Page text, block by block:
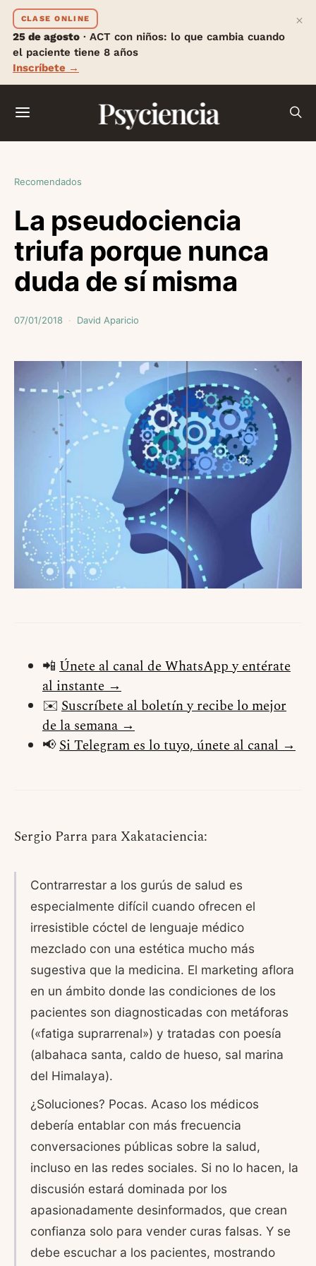
CLASE ONLINE
25 de agosto · ACT con niños: lo que cambia cuando
el paciente tiene 8 años
Inscríbete →
×
Psyciencia
Recomendados
La pseudociencia
triufa porque nunca
duda de sí misma
07/01/2018 David Aparicio
📲 Únete al canal de WhatsApp y entérate
al instante →
✉️ Suscríbete al boletín y recibe lo mejor
de la semana →
📢Si Telegram es lo tuyo, únete al canal →
Sergio Parra para Xakataciencia:
Contrarrestar a los gurús de salud es
especialmente difícil cuando ofrecen el
irresistible cóctel de lenguaje médico
mezclado con una estética mucho más
sugestiva que la medicina. El marketing aflora
en un ámbito donde las condiciones de los
pacientes son diagnosticadas con metáforas
(«fatiga suprarrenal») y tratadas con poesía
(albahaca santa, caldo de hueso, sal marina
del Himalaya).
¿Soluciones? Pocas. Acaso los médicos
debería entablar con más frecuencia
conversaciones públicas sobre la salud,
incluso en las redes sociales. Si no lo hacen, la
discusión estará dominada por los
apasionadamente desinformados, que crean
confianza solo para vender curas falsas. Y se
debe escuchar a los pacientes, mostrando